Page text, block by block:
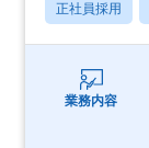
正社員採用
業務内容